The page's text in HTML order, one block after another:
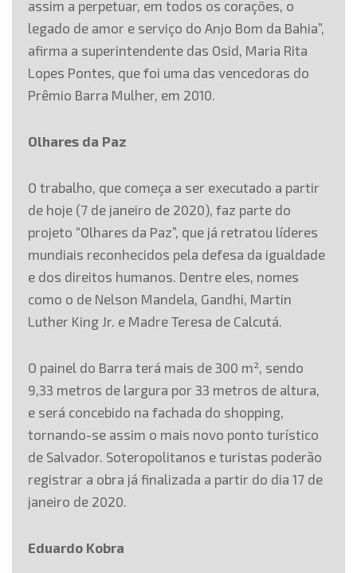
assim a perpetuar, em todos os corações, o
legado de amor e serviço do Anjo Bom da Bahia”,
afirma a superintendente das Osid, Maria Rita
Lopes Pontes, que foi uma das vencedoras do
Prêmio Barra Mulher, em 2010.
Olhares da Paz
O trabalho, que começa a ser executado a partir
de hoje (7 de janeiro de 2020), faz parte do
projeto “Olhares da Paz”, que já retratou líderes
mundiais reconhecidos pela defesa da igualdade
e dos direitos humanos. Dentre eles, nomes
como o de Nelson Mandela, Gandhi, Martin
Luther King Jr. e Madre Teresa de Calcutá.
O painel do Barra terá mais de 300 m², sendo
9,33 metros de largura por 33 metros de altura,
e será concebido na fachada do shopping,
tornando-se assim o mais novo ponto turístico
de Salvador. Soteropolitanos e turistas poderão
registrar a obra já finalizada a partir do dia 17 de
janeiro de 2020.
Eduardo Kobra